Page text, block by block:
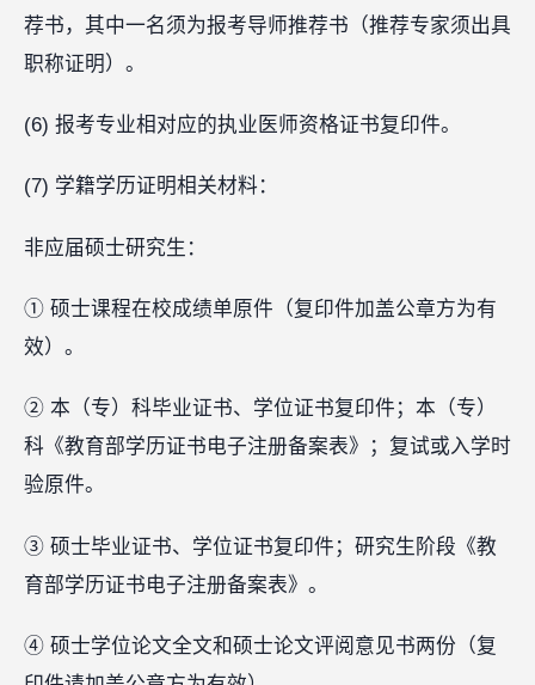
荐书，其中一名须为报考导师推荐书（推荐专家须出具
职称证明）。
(6) 报考专业相对应的执业医师资格证书复印件。
(7) 学籍学历证明相关材料：
非应届硕士研究生：
① 硕士课程在校成绩单原件（复印件加盖公章方为有
效）。
② 本（专）科毕业证书、学位证书复印件；本（专）
科《教育部学历证书电子注册备案表》；复试或入学时
验原件。
③ 硕士毕业证书、学位证书复印件；研究生阶段《教
育部学历证书电子注册备案表》。
④ 硕士学位论文全文和硕士论文评阅意见书两份（复